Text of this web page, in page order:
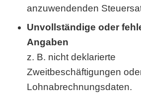
anzuwendenden
Unvollständige oder
Angaben
z. B. nicht deklarierte
Zweitbeschäftigungen
Lohnabrechnungsdaten.